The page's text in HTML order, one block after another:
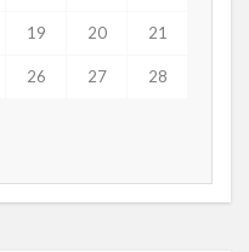
19 20 21
26 27 28